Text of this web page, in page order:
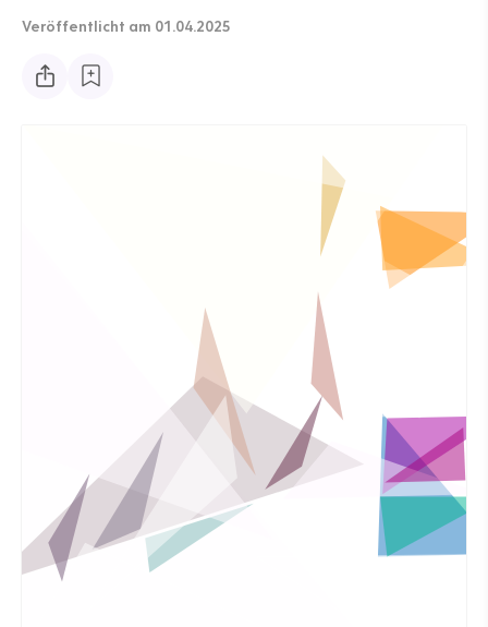
Veröffentlicht am 01.04.2025